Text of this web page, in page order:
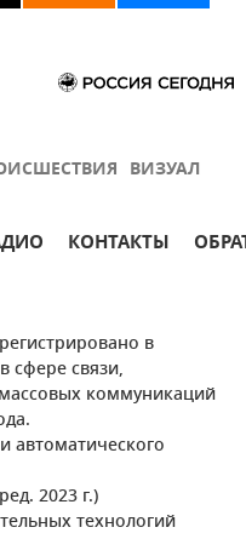
ВИЗУАЛ
КОНТАКТЫ
в
сфере связи,
коммуникаций
автоматического
2023 г.)
технологий